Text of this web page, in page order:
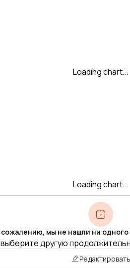
Loading chart...
Loading chart...
сожалению, мы не нашли ни
другую
Редактировать